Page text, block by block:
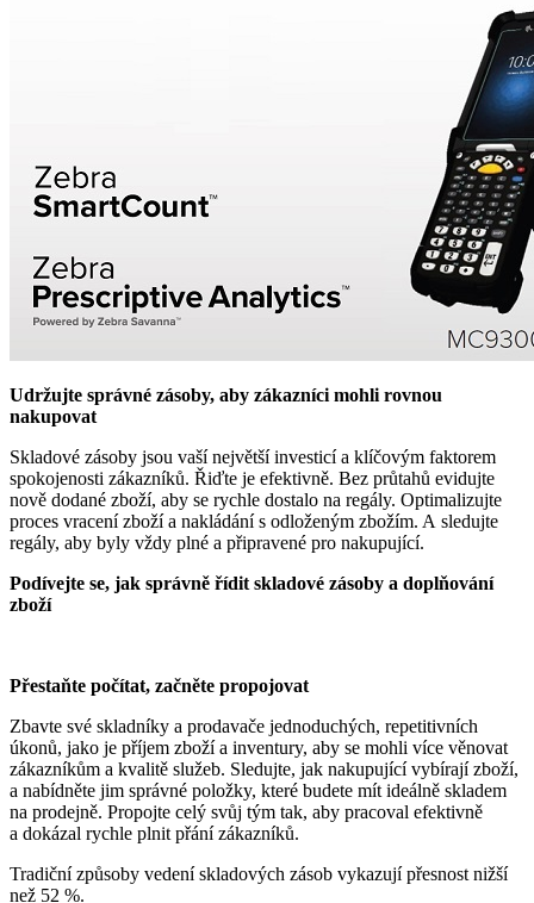
Udržujte správné zásoby, aby zákazníci mohli rovnou
nakupovat
Skladové zásoby jsou vaší největší investicí a klíčovým faktorem
spokojenosti zákazníků. Řiďte je efektivně. Bez průtahů evidujte
nově dodané zboží, aby se rychle dostalo na regály. Optimalizujte
proces vracení zboží a nakládání s odloženým zbožím. A sledujte
regály, aby byly vždy plné a připravené pro nakupující.
Podívejte se, jak správně řídit skladové zásoby a doplňování
zboží
Přestaňte počítat, začněte propojovat
Zbavte své skladníky a prodavače jednoduchých, repetitivních
úkonů, jako je příjem zboží a inventury, aby se mohli více věnovat
zákazníkům a kvalitě služeb. Sledujte, jak nakupující vybírají zboží,
a nabídněte jim správné položky, které budete mít ideálně skladem
na prodejně. Propojte celý svůj tým tak, aby pracoval efektivně
a dokázal rychle plnit přání zákazníků.
Tradiční způsoby vedení skladových zásob vykazují přesnost nižší
než 52 %.